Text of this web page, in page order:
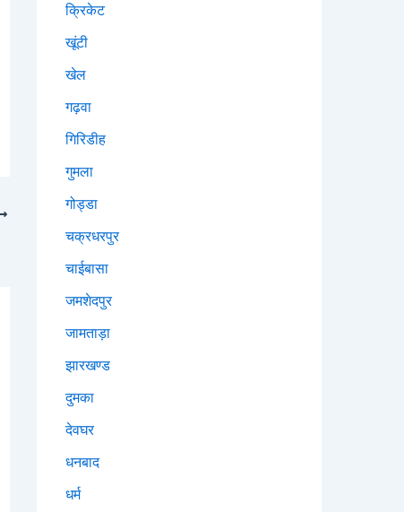
क्रिकेट
खूंटी
खेल
गढ़वा
गिरिडीह
गुमला
गोड्डा
चक्रधरपुर
चाईबासा
जमशेदपुर
जामताड़ा
झारखण्ड
दुमका
देवघर
धनबाद
धर्म